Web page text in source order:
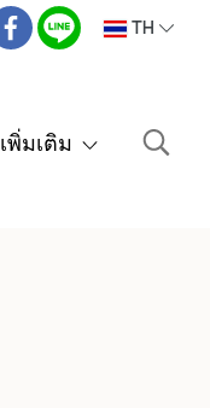
TH
เพิ่มเติม